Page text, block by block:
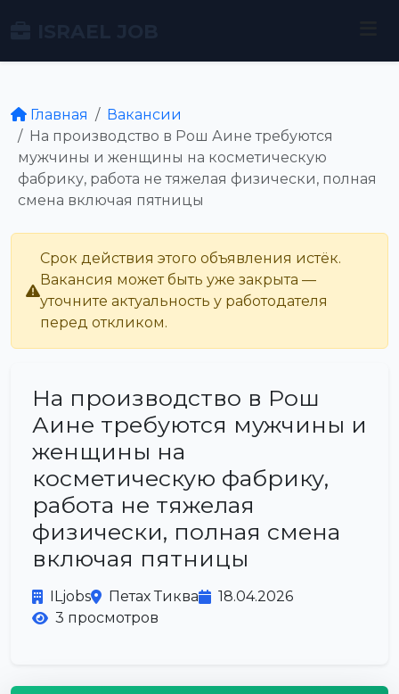
Главная
Вакансии
На производство в Рош Аине требуются
мужчины и женщины на косметическую
фабрику, работа не тяжелая физически, полная
смена включая пятницы
Срок действия этого объявления истёк.
Вакансия может быть уже закрыта —
уточните актуальность у работодателя
перед откликом.
На производство в Рош
Аине требуются мужчины и
женщины на
косметическую фабрику,
работа не тяжелая
физически, полная смена
включая пятницы
ILjobs Петах Тиква
18.04.2026
3 просмотров